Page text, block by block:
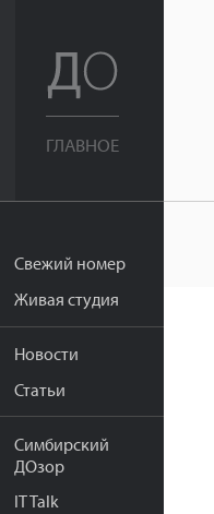
ГЛАВНОЕ
Свежий номер
Живая студия
Новости
Статьи
Симбирский
ДОзор
IT Talk